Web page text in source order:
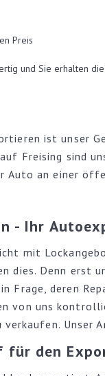
Preis
und Sie erhalten
ist unser
Freising sind
Auto an einer
- Ihr
mit
dies. Denn
Frage, deren
von uns
für den